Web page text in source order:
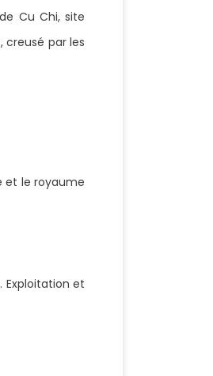
Cu Chi, site
creusé par les
et le royaume
Exploitation et